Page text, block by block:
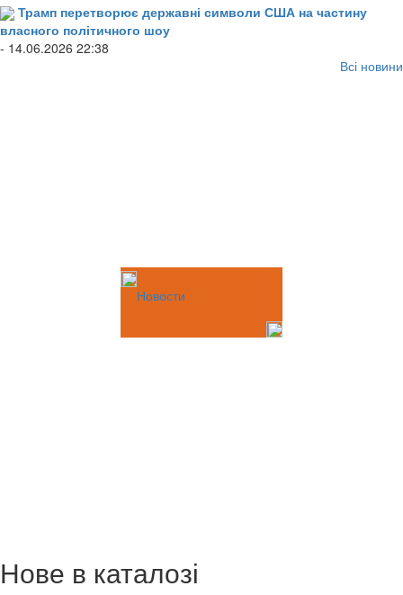
Трамп перетворює державні символи США на частину
власного політичного шоу
- 14.06.2026 22:38
Всі новини
Новости
Нове в каталозі